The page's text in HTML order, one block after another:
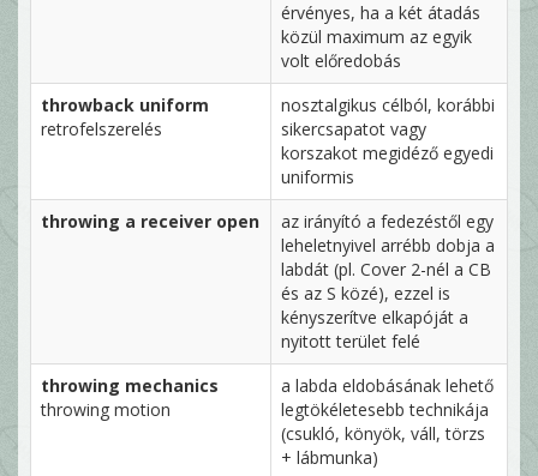
érvényes, ha a két átadás
közül maximum az egyik
volt előredobás
throwback uniform
retrofelszerelés
nosztalgikus célból, korábbi
sikercsapatot vagy
korszakot megidéző egyedi
uniformis
throwing a receiver open
az irányító a fedezéstől egy
leheletnyivel arrébb dobja a
labdát (pl. Cover 2-nél a CB
és az S közé), ezzel is
kényszerítve elkapóját a
nyitott terület felé
throwing mechanics
throwing motion
a labda eldobásának lehető
legtökéletesebb technikája
(csukló, könyök, váll, törzs
+ lábmunka)